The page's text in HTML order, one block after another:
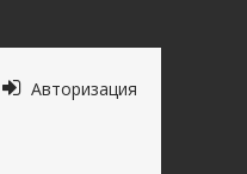
Авторизация